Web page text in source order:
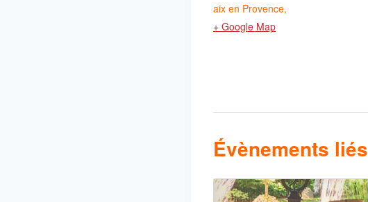
aix en Provence,
+ Google Map
Évènements liés